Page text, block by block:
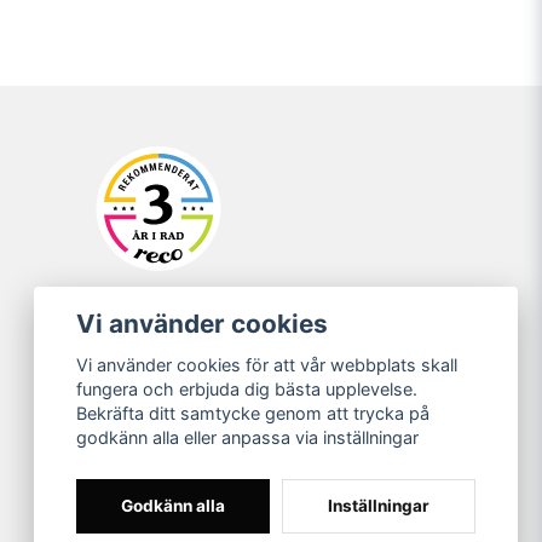
Vi använder cookies
Vi använder cookies för att vår webbplats skall
fungera och erbjuda dig bästa upplevelse.
Bekräfta ditt samtycke genom att trycka på
godkänn alla eller anpassa via inställningar
Godkänn alla Inställningar